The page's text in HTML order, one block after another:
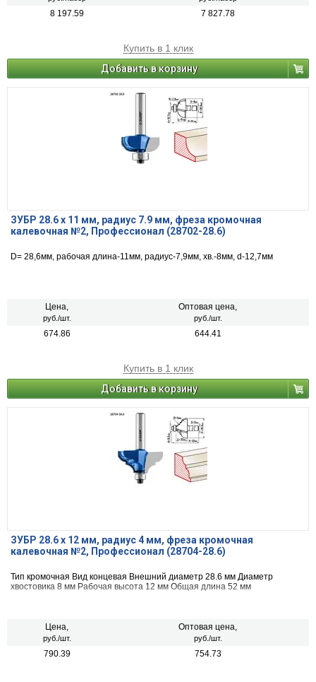
8 197.59 7 827.78
Купить в 1 клик
Добавить в корзину
ЗУБР 28.6 x 11 мм, радиус 7.9 мм, фреза кромочная
калевочная №2, Профессионал (28702-28.6)
D= 28,6мм, рабочая длина-11мм, радиус-7,9мм, хв.-8мм, d-12,7мм
Цена,
руб./шт.
Оптовая цена,
руб./шт.
674.86 644.41
Купить в 1 клик
Добавить в корзину
ЗУБР 28.6 x 12 мм, радиус 4 мм, фреза кромочная
калевочная №2, Профессионал (28704-28.6)
Тип кромочная Вид концевая Внешний диаметр 28.6 мм Диаметр
хвостовика 8 мм Рабочая высота 12 мм Общая длина 52 мм
Цена,
руб./шт.
Оптовая цена,
руб./шт.
790.39 754.73